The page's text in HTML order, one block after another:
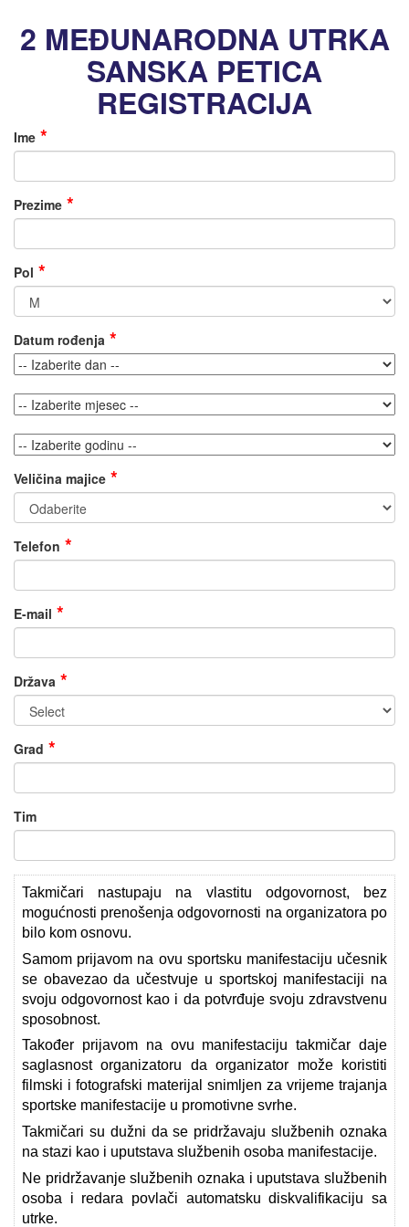
2 MEĐUNARODNA UTRKA
SANSKA PETICA
REGISTRACIJA
Ime
Prezime
Pol
Datum rođenja
Veličina majice
Telefon
E-mail
Država
Grad
Tim
Takmičari nastupaju na vlastitu odgovornost, bez
mogućnosti prenošenja odgovornosti na organizatora po
bilo kom osnovu.
Samom prijavom na ovu sportsku manifestaciju učesnik
se obavezao da učestvuje u sportskoj manifestaciji na
svoju odgovornost kao i da potvrđuje svoju zdravstvenu
sposobnost.
Također prijavom na ovu manifestaciju takmičar daje
saglasnost organizatoru da organizator može koristiti
filmski i fotografski materijal snimljen za vrijeme trajanja
sportske manifestacije u promotivne svrhe.
Takmičari su dužni da se pridržavaju službenih oznaka
na stazi kao i uputstava službenih osoba manifestacije.
Ne pridržavanje službenih oznaka i uputstava službenih
osoba i redara povlači automatsku diskvalifikaciju sa
utrke.